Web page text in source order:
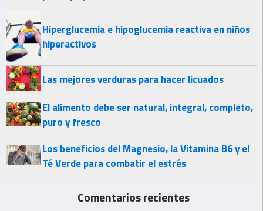
Hiperglucemia e hipoglucemia reactiva en niños
hiperactivos
Las mejores verduras para hacer licuados
El alimento debe ser natural, integral, completo,
puro y fresco
Los beneficios del Magnesio, la Vitamina B6 y el
Té Verde para combatir el estrés
Comentarios recientes